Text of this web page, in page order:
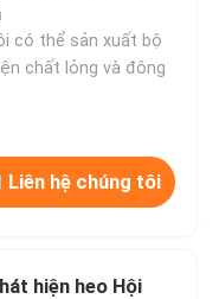
có thể sản xuất bộ
chất lỏng và đông
Liên hệ chúng tôi
hiện heo Hội